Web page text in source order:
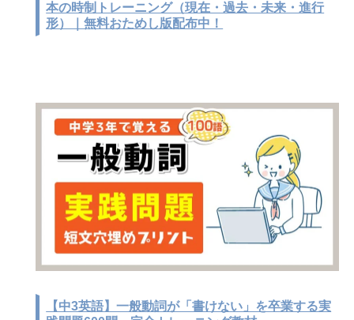
本の時制トレーニング（現在・過去・未来・進行
形）｜無料おためし版配布中！
【中3英語】一般動詞が「書けない」を卒業する実